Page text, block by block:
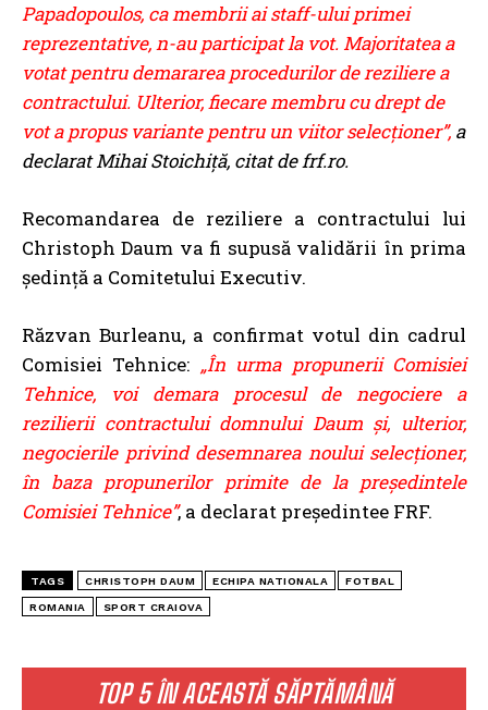
TOP 5 ÎN ACEASTĂ SĂPTĂMÂNĂ
Papadopoulos, ca membrii ai staff-ului primei
reprezentative, n-au participat la vot. Majoritatea a
votat pentru demararea procedurilor de reziliere a
contractului. Ulterior, fiecare membru cu drept de
vot a propus variante pentru un viitor selecționer”, a
declarat Mihai Stoichiță, citat de frf.ro.
Recomandarea de reziliere a contractului lui
Christoph Daum va fi supusă validării în prima
ședință a Comitetului Executiv.
Răzvan Burleanu, a confirmat votul din cadrul
Comisiei Tehnice: „În urma propunerii Comisiei
Tehnice, voi demara procesul de negociere a
rezilierii contractului domnului Daum şi, ulterior,
negocierile privind desemnarea noului selecţioner,
în baza propunerilor primite de la preşedintele
Comisiei Tehnice”, a declarat președintee FRF.
TAGS CHRISTOPH DAUM ECHIPA NATIONALA FOTBAL
ROMANIA SPORT CRAIOVA